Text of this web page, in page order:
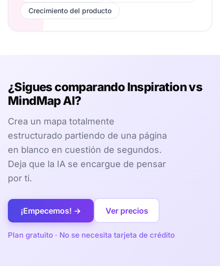
Crecimiento del producto
¿Sigues comparando Inspiration vs
MindMap AI?
Crea un mapa totalmente
estructurado partiendo de una página
en blanco en cuestión de segundos.
Deja que la IA se encargue de pensar
por ti.
¡Empecemos! → Ver precios
Plan gratuito · No se necesita tarjeta de crédito